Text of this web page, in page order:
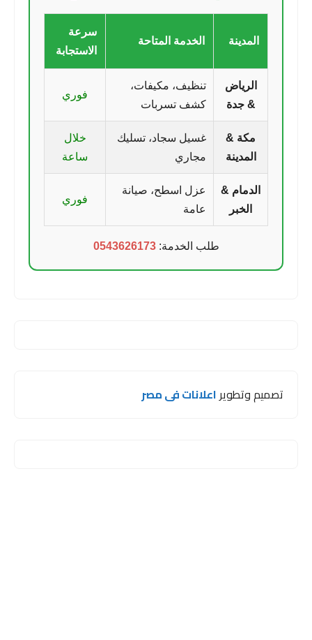
المدينة الخدمة المتاحة
سرعة
الاستجابة
الرياض
& جدة
تنظيف، مكيفات،
كشف تسربات
فوري
مكة &
المدينة
غسيل سجاد، تسليك
مجاري
خلال
ساعة
الدمام &
الخبر
عزل اسطح، صيانة
عامة
فوري
طلب الخدمة:0543626173
تصميم وتطويراعلانات فى مصر